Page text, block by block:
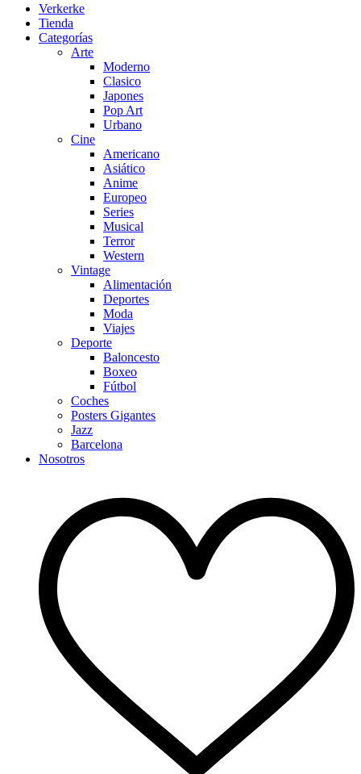
Verkerke
Tienda
Categorías
Arte
Moderno
Clasico
Japones
Pop Art
Urbano
Cine
Americano
Asiático
Anime
Europeo
Series
Musical
Terror
Western
Vintage
Alimentación
Deportes
Moda
Viajes
Deporte
Baloncesto
Boxeo
Fútbol
Coches
Posters Gigantes
Jazz
Barcelona
Nosotros